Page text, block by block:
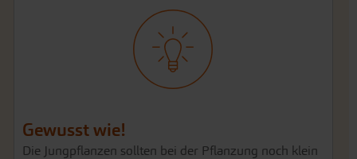
Gewusst wie!
Die Jungpflanzen sollten bei der Pflanzung noch klein